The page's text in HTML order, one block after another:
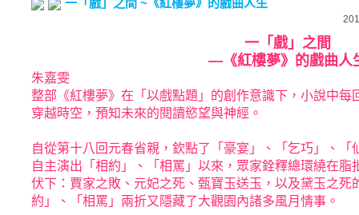
一「戲」之間 ~《紅樓夢》的戲曲人生
一「戲」之間
—《紅樓夢》的戲曲人
朱嘉雯
整部《紅樓夢》在「以戲點題」的創作意識下，小說中每
穿越時空，預知未來的閱讀慾望與神經。
自從第十八回元春省親，欽點了「豪宴」、「乞巧」、
自主演出「相約」、「相罵」以來，眾家銓釋總環繞在
伏下：賈家之敗、元妃之死、甄寶玉送玉，以及黛玉之死
約」、「相罵」兩折又隱藏了大觀園內諸多風月情事。